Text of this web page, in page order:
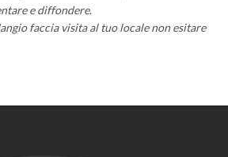
e diffondere.
faccia visita al tuo locale non esitare